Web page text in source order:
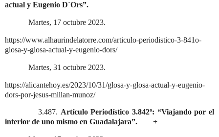
actual y Eugenio D´Ors”.
Martes, 17 octubre 2023.
https://www.alhaurindelatorre.com/articulo-periodistico-3-841o-
glosa-y-glosa-actual-y-eugenio-dors/
Martes, 31 octubre 2023.
https://alicantehoy.es/2023/10/31/glosa-y-glosa-actual-y-eugenio-
dors-por-jesus-millan-munoz/
3.487. Artículo Periodístico 3.842º: “Viajando por el
interior de uno mismo en Guadalajara”.
+